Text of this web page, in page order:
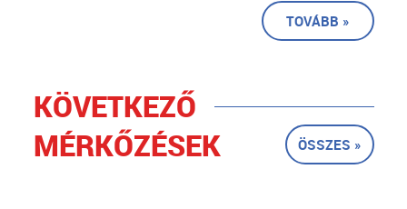
TOVÁBB »
KÖVETKEZŐ
MÉRKŐZÉSEK
ÖSSZES »